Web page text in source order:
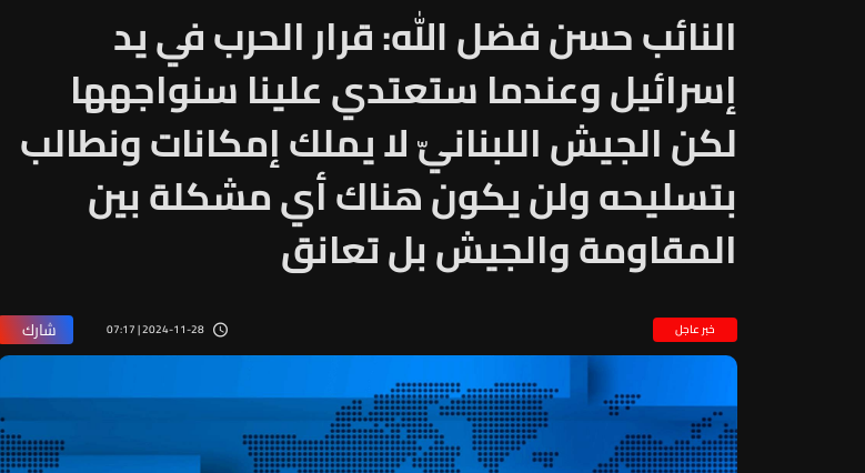
النائب حسن فضل الله: قرار الحرب في يد
إسرائيل وعندما ستعتدي علينا سنواجهها
لكن الجيش اللبنانيّ لا يملك إمكانات ونطالب
بتسليحه ولن يكون هناك أي مشكلة بين
المقاومة والجيش بل تعانق
خبر عاجل 2024-11-28 | 07:17 شارك